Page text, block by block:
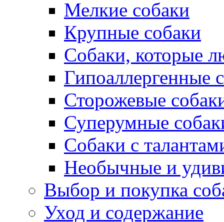
Мелкие собаки
Крупные собаки
Собаки, которые
Гипоаллергенные
Сторожевые
Суперумные
Собаки с
Необычные и
Выбор и покупка
Уход и содержание